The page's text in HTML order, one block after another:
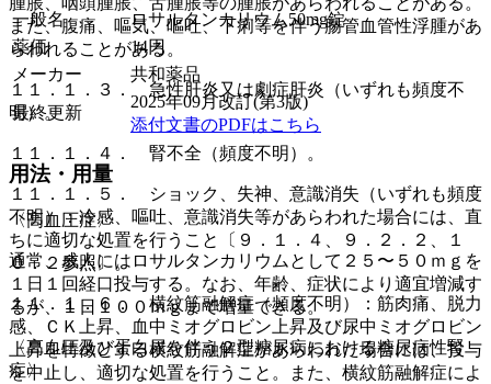
また、腹痛、嘔気、嘔吐、下痢等を伴う腸管血管性浮腫があ
らわれることがある。
１１．１．３． 急性肝炎又は劇症肝炎（いずれも頻度不
明）。
１１．１．４． 腎不全（頻度不明）。
１１．１．５． ショック、失神、意識消失（いずれも頻度
不明）：冷感、嘔吐、意識消失等があらわれた場合には、直
ちに適切な処置を行うこと〔９．１．４、９．２．２、１
０．２参照〕。
１１．１．６． 横紋筋融解症（頻度不明）：筋肉痛、脱力
感、ＣＫ上昇、血中ミオグロビン上昇及び尿中ミオグロビン
上昇を特徴とする横紋筋融解症があらわれた場合には、投与
を中止し、適切な処置を行うこと。また、横紋筋融解症によ
一般名
ロサルタンカリウム50mg錠
薬価
14円
メーカー
共和薬品
最終更新
2025年09月改訂(第3版)
添付文書のPDFはこちら
用法・用量
〈高血圧症〉
通常、成人にはロサルタンカリウムとして２５〜５０ｍｇを
１日１回経口投与する。なお、年齢、症状により適宜増減す
るが、１日１００ｍｇまで増量できる。
〈高血圧及び蛋白尿を伴う２型糖尿病における糖尿病性腎
症〉